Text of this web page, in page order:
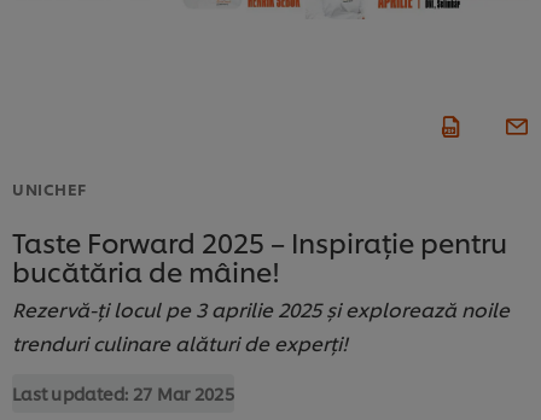
UNICHEF
Taste Forward 2025 – Inspirație pentru
bucătăria de mâine!
Rezervă-ți locul pe 3 aprilie 2025 și explorează noile
trenduri culinare alături de experți!
Last updated: 27 Mar 2025